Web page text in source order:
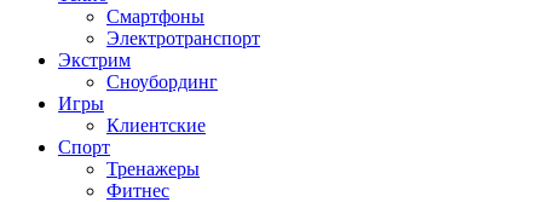
Смартфоны
Электротранспорт
Экстрим
Сноубординг
Игры
Клиентские
Спорт
Тренажеры
Фитнес